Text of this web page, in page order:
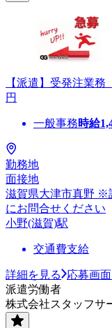
【派遣】受発注業
円
一般事務時給
勤務地
面接地
滋賀県大津市真野 ※
にお問合せください
小野(滋賀)駅
交通費支給
詳細を見る
応募画
派遣労働者
株式会社スタッフサ